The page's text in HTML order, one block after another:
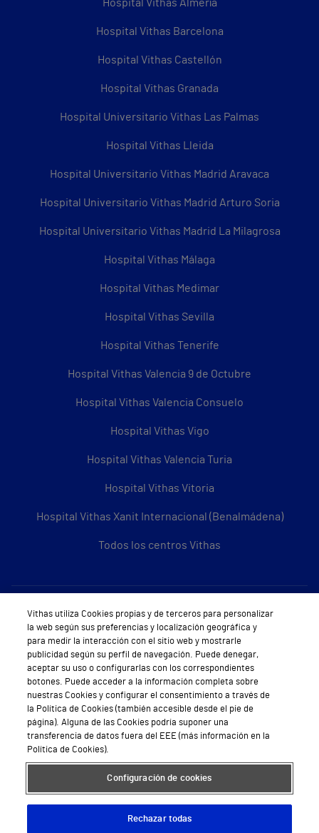
Hospital Vithas Almería
Hospital Vithas Barcelona
Hospital Vithas Castellón
Hospital Vithas Granada
Hospital Universitario Vithas Las Palmas
Hospital Vithas Lleida
Hospital Universitario Vithas Madrid Aravaca
Hospital Universitario Vithas Madrid Arturo Soria
Hospital Universitario Vithas Madrid La Milagrosa
Hospital Vithas Málaga
Hospital Vithas Medimar
Hospital Vithas Sevilla
Hospital Vithas Tenerife
Hospital Vithas Valencia 9 de Octubre
Hospital Vithas Valencia Consuelo
Hospital Vithas Vigo
Hospital Vithas Valencia Turia
Hospital Vithas Vitoria
Hospital Vithas Xanit Internacional (Benalmádena)
Todos los centros Vithas
Sobre Vithas
Quiénes somos
Trabajar en Vithas
Teléfono Cita Médica
Teléfono Atención al Cliente
Política de seguridad y salud en el trabajo
Conoce a Supervita
Vithas utiliza Cookies propias y de terceros para personalizar
la web según sus preferencias y localización geográfica y
para medir la interacción con el sitio web y mostrarle
publicidad según su perfil de navegación. Puede denegar,
aceptar su uso o configurarlas con los correspondientes
botones. Puede acceder a la información completa sobre
nuestras Cookies y configurar el consentimiento a través de
la Política de Cookies (también accesible desde el pie de
página). Alguna de las Cookies podría suponer una
transferencia de datos fuera del EEE (más información en la
Política de Cookies).
Configuración de cookies
Rechazar todas